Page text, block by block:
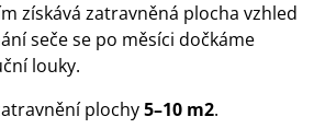
získává zatravněná plocha vzhled
seče se po měsíci dočkáme
louky.
plochy5–10 m2.